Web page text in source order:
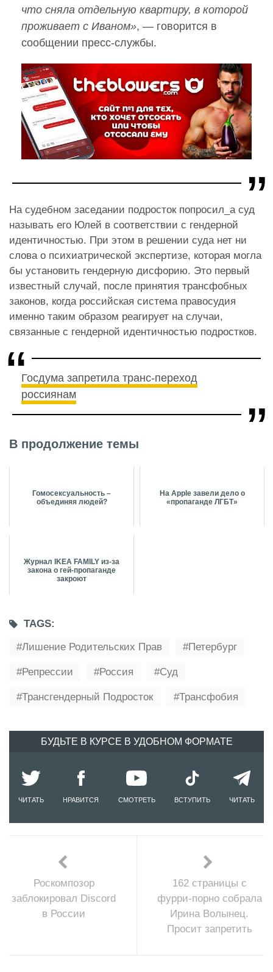
что сняла отдельную квартиру, в которой
проживает с Иваном», — говорится в
сообщении пресс-службы.
На судебном заседании подросток попросил_а суд
называть его Юлей в соответствии с гендерной
идентичностью. При этом в решении суда нет ни
слова о психиатрической экспертизе, которая могла
бы установить гендерную дисфорию. Это первый
известный случай, после принятия трансфобных
законов, когда российская система правосудия
именно таким образом реагирует на случаи,
связанные с гендерной идентичностью подростков.
Госдума запретила транс-переход
россиянам
В продолжение темы
Гомосексуальность –
объединяя людей?
На Apple завели дело о
«пропаганде ЛГБТ»
Журнал IKEA FAMILY из-за
закона о гей-пропаганде
закроют
TAGS:
Лишение Родительских Прав
Петербург
Репрессии Россия Суд
Трансгендерный Подросток Трансфобия
БУДЬТЕ В КУРСЕ В УДОБНОМ ФОРМАТЕ
ЧИТАТЬ НРАВИТСЯ СМОТРЕТЬ ВСТУПИТЬ ЧИТАТЬ
Роскомпозор
заблокировал Discord
в России
162 страницы с
фурри-порно собрала
Ирина Волынец.
Просит запретить